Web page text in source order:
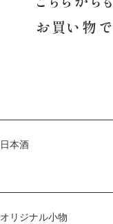
日本酒
オリジナル小物